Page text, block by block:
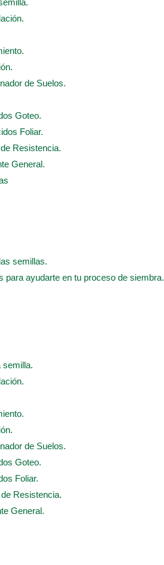
de Suelos.
Goteo.
Foliar.
Resistencia.
General.
semillas.
para ayudarte en tu proceso de siembra.
semilla.
de Suelos.
Goteo.
Foliar.
Resistencia.
General.